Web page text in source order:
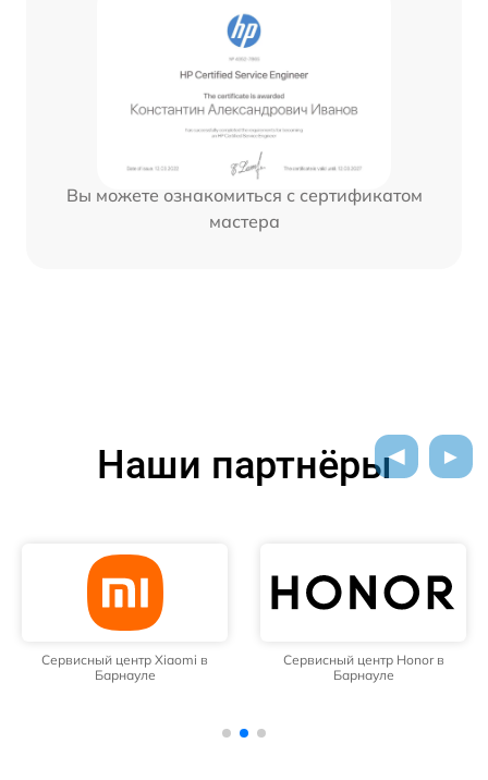
Вы можете ознакомиться с сертификатом
мастера
Наши партнёры
Сервисный центр Xiaomi в
Барнауле
Сервисный центр Honor в
Барнауле